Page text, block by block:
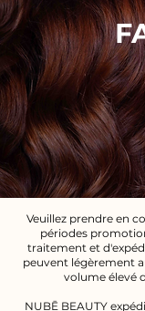
Veuillez prendre en
périodes
traitement et
peuvent légèrement
volume élevé
NUBĒ BEAUTY